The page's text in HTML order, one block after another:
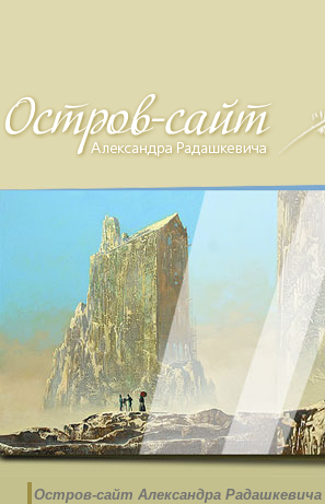
Остров-cайт Александра Радашкевича